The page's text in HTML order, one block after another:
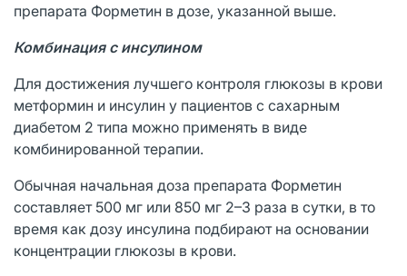
препарата Форметин в дозе, указанной выше.
Комбинация с инсулином
Для достижения лучшего контроля глюкозы в крови
метформин и инсулин у пациентов с сахарным
диабетом 2 типа можно применять в виде
комбинированной терапии.
Обычная начальная доза препарата Форметин
составляет 500 мг или 850 мг 2–3 раза в сутки, в то
время как дозу инсулина подбирают на основании
концентрации глюкозы в крови.